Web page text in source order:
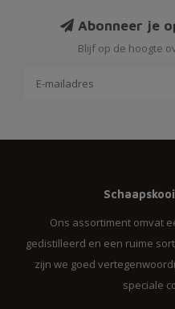
Abonneer je
Blijf op de hoogte
Ons assortiment omvat
gedistilleerd en een ruime
zijn we goed
speciale